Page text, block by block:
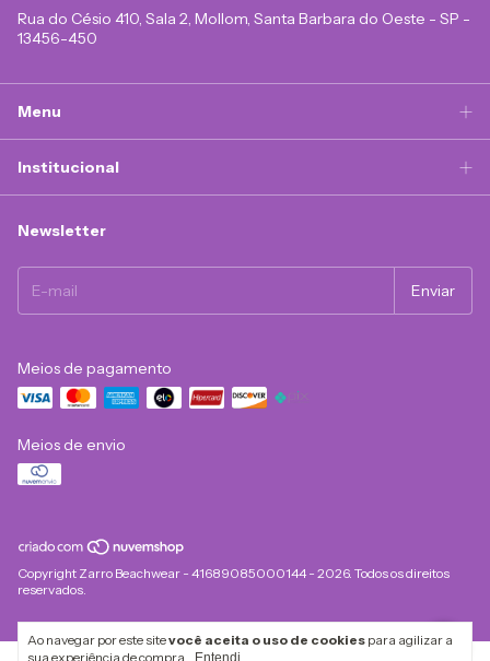
Ao navegar por este sitevocê aceita o uso de cookies para agilizar a
sua experiência de compra.
Entendi
Rua do Césio 410, Sala 2, Mollom, Santa Barbara do Oeste - SP -
13456-450
Menu
Institucional
Newsletter
Meios de pagamento
Meios de envio
Copyright Zarro Beachwear - 41689085000144 - 2026. Todos os direitos
reservados.